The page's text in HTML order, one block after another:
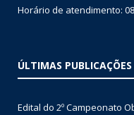
Horário de atendimento:
ÚLTIMAS PUBLICAÇÕES
Edital do 2º Campeonato